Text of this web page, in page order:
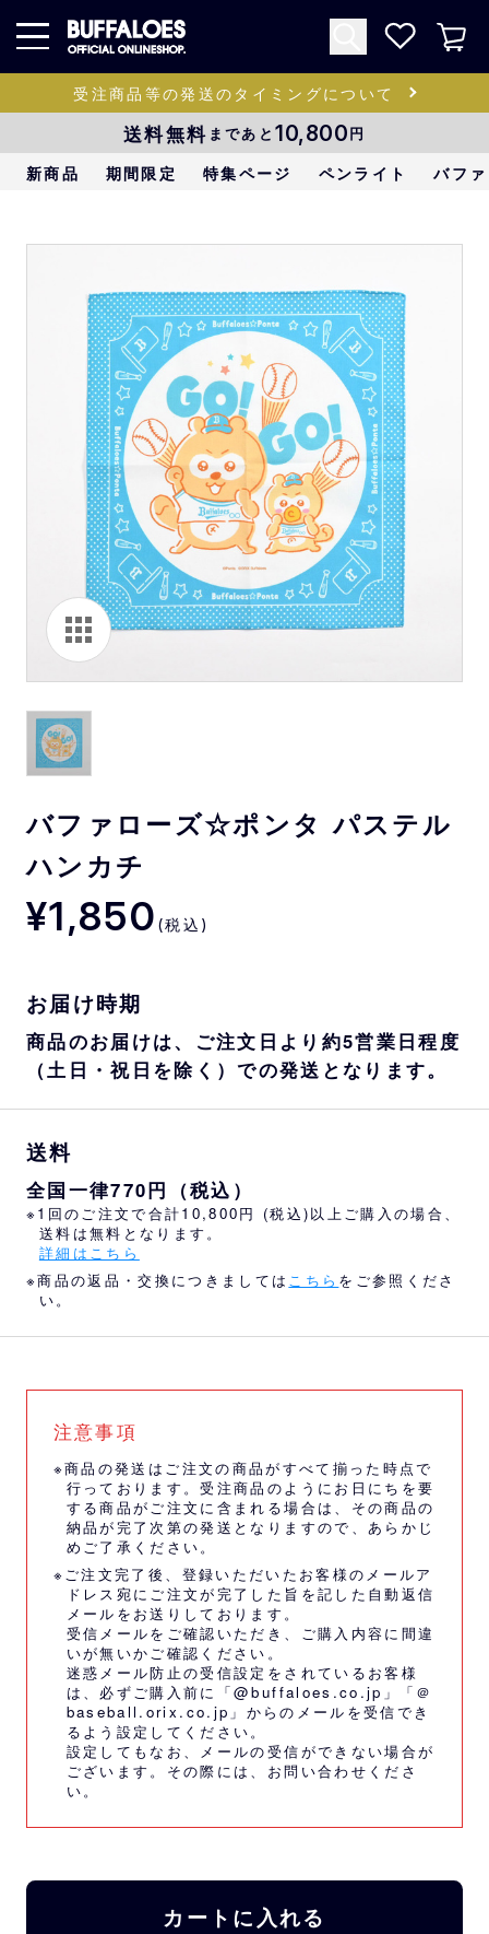
受注商品等の発送のタイミングについて
送料無料 まであと 10,800円
新商品 期間限定 特集ページ ペンライト バフ
バファローズ☆ポンタ パステル
ハンカチ
¥1,850 (税込)
お届け時期
商品のお届けは、ご注文日より約5営業日程度
（土日・祝日を除く）での発送となります。
送料
全国一律770円（税込）
※1回のご注文で合計10,800円 (税込)以上ご購入の場合、
送料は無料となります。
詳細はこちら
※商品の返品・交換につきましては こちら をご参照くださ
い。
注意事項
※商品の発送はご注文の商品がすべて揃った時点で
行っております。受注商品のようにお日にちを要
する商品がご注文に含まれる場合は、その商品の
納品が完了次第の発送となりますので、あらかじ
めご了承ください。
※ご注文完了後、登録いただいたお客様のメールア
ドレス宛にご注文が完了した旨を記した自動返信
メールをお送りしております。
受信メールをご確認いただき、ご購入内容に間違
いが無いかご確認ください。
迷惑メール防止の受信設定をされているお客様
は、必ずご購入前に「@buffaloes.co.jp」「＠
baseball.orix.co.jp」からのメールを受信でき
るよう設定してください。
設定してもなお、メールの受信ができない場合が
ございます。その際には、 お問い合わせくださ
い。
カートに入れる